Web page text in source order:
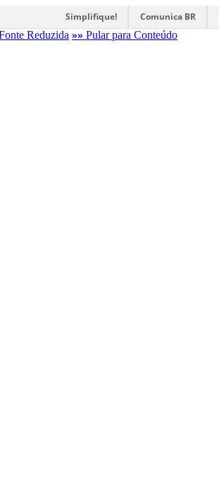
Simplifique! Comunica BR
Reduzida »» Pular para Conteúdo